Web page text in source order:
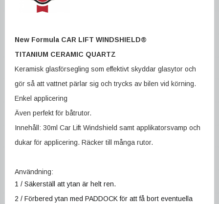
New Formula CAR LIFT WINDSHIELD®
TITANIUM CERAMIC QUARTZ
Keramisk glasförsegling som effektivt skyddar glasytor och
gör så att vattnet pärlar sig och trycks av bilen vid körning.
Enkel applicering
Även perfekt för båtrutor.
Innehåll: 30ml Car Lift Windshield samt applikatorsvamp och
dukar för applicering. Räcker till många rutor.
Användning:
1 / Säkerställ att ytan är helt ren.
2 / Förbered ytan med PADDOCK för att få bort eventuella